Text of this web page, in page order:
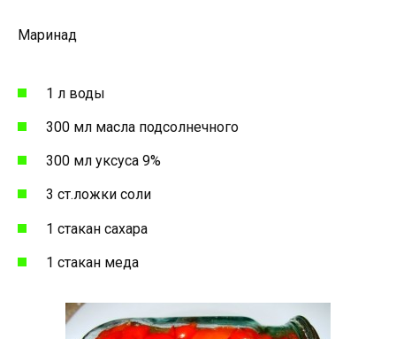
Маринад
1 л воды
300 мл масла подсолнечного
300 мл уксуса 9%
3 ст.ложки соли
1 стакан сахара
1 стакан меда